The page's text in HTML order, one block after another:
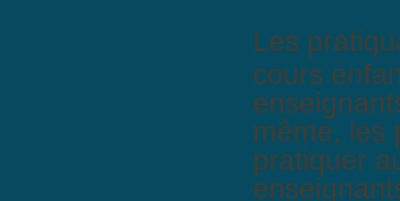
Les
cours
même, les
pratiquer